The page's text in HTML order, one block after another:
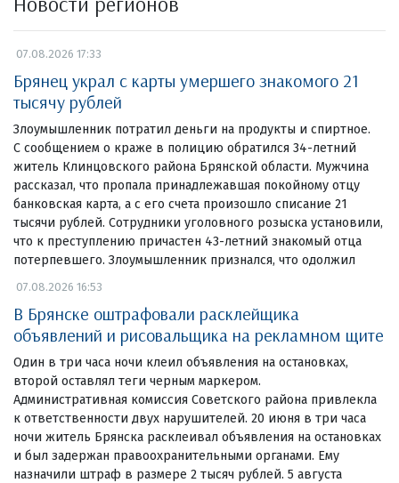
07.08.2026 17:33
Брянец украл с карты умершего знакомого 21
тысячу рублей
Злоумышленник потратил деньги на продукты и спиртное.
С сообщением о краже в полицию обратился 34-летний
житель Клинцовского района Брянской области. Мужчина
рассказал, что пропала принадлежавшая покойному отцу
банковская карта, а с его счета произошло списание 21
тысячи рублей. Сотрудники уголовного розыска установили,
что к преступлению причастен 43-летний знакомый отца
потерпевшего. Злоумышленник признался, что одолжил
07.08.2026 16:53
В Брянске оштрафовали расклейщика
объявлений и рисовальщика на рекламном щите
Один в три часа ночи клеил объявления на остановках,
второй оставлял теги черным маркером.
Административная комиссия Советского района привлекла
к ответственности двух нарушителей. 20 июня в три часа
ночи житель Брянска расклеивал объявления на остановках
и был задержан правоохранительными органами. Ему
назначили штраф в размере 2 тысяч рублей. 5 августа